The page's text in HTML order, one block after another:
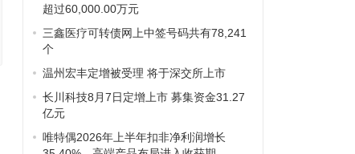
超过60,000.00万元
三鑫医疗可转债网上中签号码共有78,241
个
温州宏丰定增被受理 将于深交所上市
长川科技8月7日定增上市 募集资金31.27
亿元
唯特偶2026年上半年扣非净利润增长